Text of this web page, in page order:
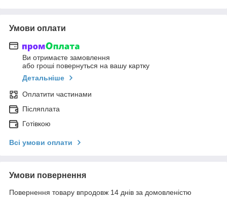
Умови оплати
Ви отримаєте замовлення
або гроші повернуться на вашу картку
Детальніше
Оплатити частинами
Післяплата
Готівкою
Всі умови оплати
Умови повернення
Повернення товару впродовж 14 днів за домовленістю